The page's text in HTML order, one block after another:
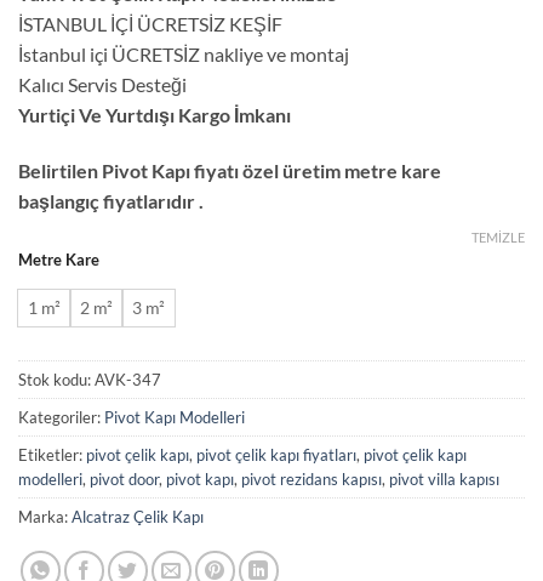
puanına
dayanarak
5 üzerinden
5puan aldı
İSTANBUL İÇİ ÜCRETSİZ KEŞİF
İstanbul içi ÜCRETSİZ nakliye ve montaj
Kalıcı Servis Desteği
Yurtiçi Ve Yurtdışı Kargo İmkanı
Belirtilen Pivot Kapı fiyatı özel üretim metre kare
başlangıç fiyatlarıdır .
Metre Kare
1 m² 2 m² 3 m²
TEMIZLE
Stok kodu:AVK-347
Kategoriler: Pivot Kapı Modelleri
Etiketler: pivot çelik kapı, pivot çelik kapı fiyatları, pivot çelik kapı
modelleri, pivot door, pivot kapı, pivot rezidans kapısı, pivot villa kapısı
Marka:Alcatraz Çelik Kapı